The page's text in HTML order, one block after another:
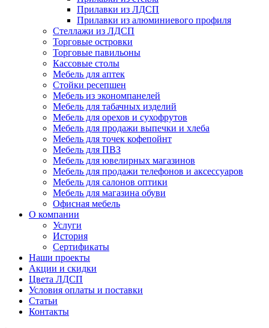
Прилавки из ЛДСП
Прилавки из алюминиевого профиля
Стеллажи из ЛДСП
Торговые островки
Торговые павильоны
Кассовые столы
Мебель для аптек
Стойки ресепшен
Мебель из экономпанелей
Мебель для табачных изделий
Мебель для орехов и сухофрутов
Мебель для продажи выпечки и хлеба
Мебель для точек кофепойнт
Мебель для ПВЗ
Мебель для ювелирных магазинов
Мебель для продажи телефонов и аксессуаров
Мебель для салонов оптики
Мебель для магазина обуви
Офисная мебель
О компании
Услуги
История
Сертификаты
Наши проекты
Акции и скидки
Цвета ЛДСП
Условия оплаты и поставки
Статьи
Контакты